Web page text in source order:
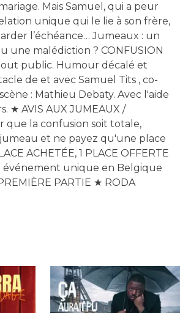
Mais Samuel, qui a peur
unique qui le lie à son frère,
l’échéance… Jumeaux : un
une malédiction ? CONFUSION
public. Humour décalé et
de et avec Samuel Tits , co-
: Mathieu Debaty. Avec l'aide
★ AVIS AUX JUMEAUX /
que la confusion soit totale,
et ne payez qu'une place
ACHETÉE, 1 PLACE OFFERTE
événement unique en Belgique
PARTIE ★ RODA